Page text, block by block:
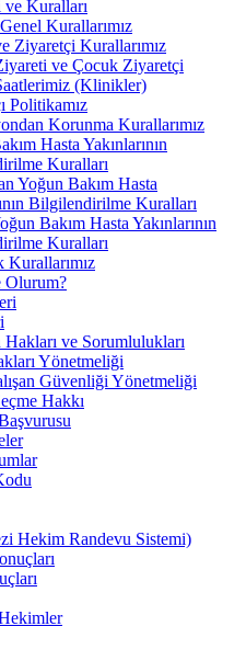
Kuralları
Kurallarımız
Ziyaretçi Kurallarımız
ve Çocuk Ziyaretçi
(Klinikler)
Politikamız
Korunma Kurallarımız
Hasta Yakınlarının
Kuralları
Yoğun Bakım Hasta
Bilgilendirilme Kuralları
Bakım Hasta Yakınlarının
Kuralları
Olurum?
Hakları ve Sorumlulukları
Yönetmeliği
Güvenliği Yönetmeliği
Hakkı
Hekim Randevu Sistemi)